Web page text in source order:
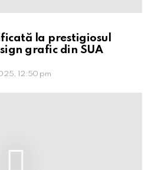
la prestigiosul
grafic din SUA
12:50 pm